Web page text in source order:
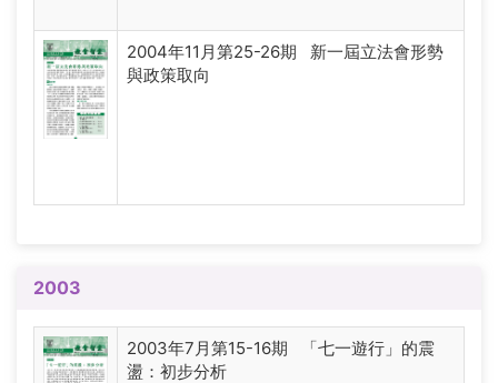
2004年11月第25-26期 新一屆立法會形勢
與政策取向
2003
2003年7月第15-16期 「七一遊行」的震
盪：初步分析